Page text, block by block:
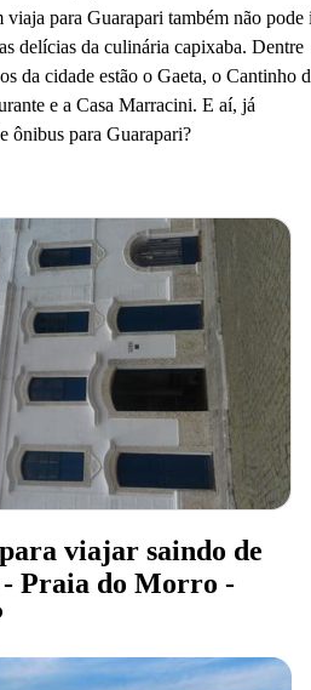
viaja para Guarapari também não pode
delícias da culinária capixaba. Dentre
da cidade estão o Gaeta, o Cantinho
e a Casa Marracini. E aí, já
ônibus para Guarapari?
viajar saindo de
- Praia do Morro -